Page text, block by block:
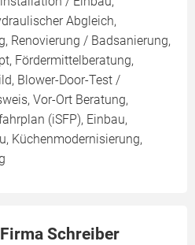
Abgleich,
Renovierung / Badsanierung,
Fördermittelberatung,
Blower-Door-Test /
Vor-Ort Beratung,
(iSFP), Einbau,
Küchenmodernisierung,
Schreiber